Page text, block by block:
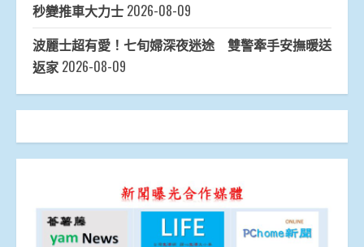
秒變推車大力士 2026-08-09
波麗士超有愛！七旬婦深夜迷途 雙警牽手安撫暖送
返家 2026-08-09